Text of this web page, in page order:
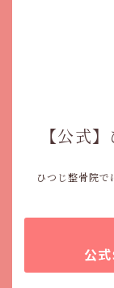
【公式
ひつじ整骨院
公式